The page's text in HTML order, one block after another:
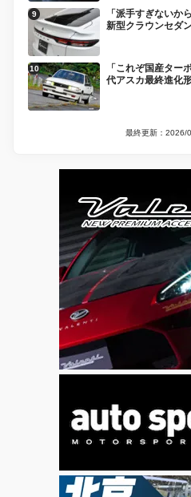
「派手すぎないか
新型クラウンセダ
「これぞ国産ター
代アスカ最終進化
最終更新：2026/